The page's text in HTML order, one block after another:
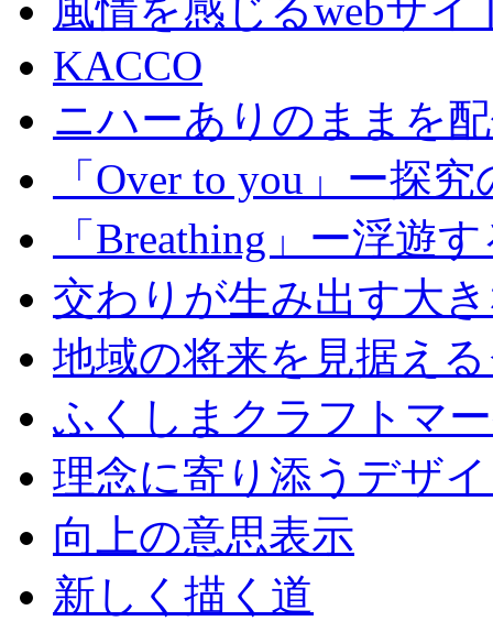
風情を感じるwebサイ
KACCO
ニハーありのままを
「Over to you」ー探
「Breathing」ー浮遊
交わりが生み出す大
地域の将来を見据え
ふくしまクラフトマ
理念に寄り添うデザ
向上の意思表示
新しく描く道